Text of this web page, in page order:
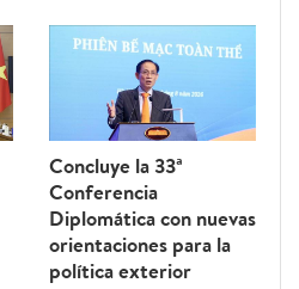
Concluye la 33ª
Conferencia
Diplomática con nuevas
orientaciones para la
política exterior